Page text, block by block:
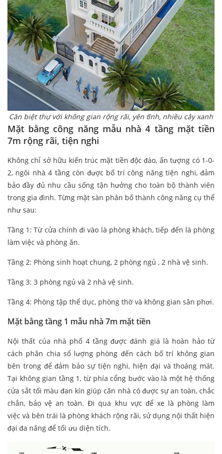
Căn biệt thự với không gian rộng rãi, yên tĩnh, nhiều cây xanh
Mặt bằng công năng mẫu nhà 4 tầng mặt tiền
7m rộng rãi, tiện nghi
Không chỉ sở hữu kiến trúc mặt tiền độc đáo, ấn tượng có 1-0-
2, ngôi nhà 4 tầng còn được bố trí công năng tiện nghi, đảm
bảo đầy đủ nhu cầu sống tận hưởng cho toàn bộ thành viên
trong gia đình. Từng mặt sàn phân bố thành công năng cụ thể
như sau:
Tầng 1: Từ cửa chính đi vào là phòng khách, tiếp đến là phòng
làm việc và phòng ăn.
Tầng 2: Phòng sinh hoạt chung, 2 phòng ngủ , 2 nhà vệ sinh.
Tầng 3: 3 phòng ngủ và 2 nhà vệ sinh.
Tầng 4: Phòng tập thể dục, phòng thờ và không gian sân phơi.
Mặt bằng tầng 1 mẫu nhà 7m mặt tiền
Nội thất của nhà phố 4 tầng được đánh giá là hoàn hảo từ
cách phân chia số lượng phòng đến cách bố trí không gian
bên trong để đảm bảo sự tiện nghi, hiện đại và thoáng mát.
Tại không gian tầng 1, từ phía cổng bước vào là một hệ thống
cửa sắt tối màu đan kín giúp căn nhà có được sự an toàn, chắc
chắn, bảo vệ an toàn. Đi qua khu vực để xe là phòng làm
việc và bên trái là phòng khách rộng rãi, sử dụng nội thất hiện
đại đa năng để tối ưu diện tích.